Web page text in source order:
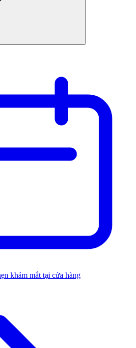
khám mắt tại cửa hàng